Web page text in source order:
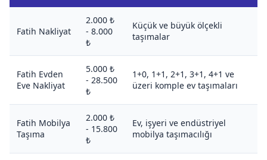
1+0 Eşya Taşıma Fiyatları
1+1 Eşya Taşıma Fiyatları
2+1 Evden Eve Taşıma Fiyatları
Fatih Nakliyat
2.000 ₺
- 8.000
₺
Küçük ve büyük ölçekli
taşımalar
Fatih Evden
Eve Nakliyat
5.000 ₺
- 28.500
₺
1+0, 1+1, 2+1, 3+1, 4+1 ve
üzeri komple ev taşımaları
Fatih Mobilya
Taşıma
2.000 ₺
- 15.800
₺
Ev, işyeri ve endüstriyel
mobilya taşımacılığı